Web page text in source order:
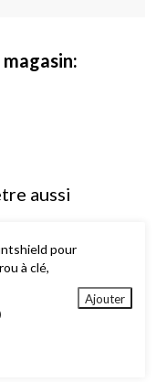
aussi
pour
à clé,
Ajouter